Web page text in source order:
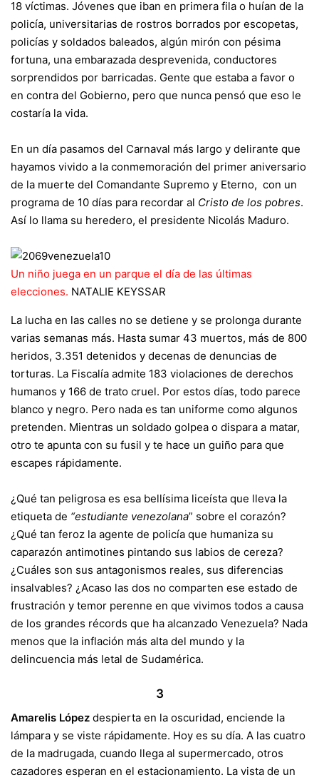
18 víctimas. Jóvenes que iban en primera fila o huían de la
policía, universitarias de rostros borrados por escopetas,
policías y soldados baleados, algún mirón con pésima
fortuna, una embarazada desprevenida, conductores
sorprendidos por barricadas. Gente que estaba a favor o
en contra del Gobierno, pero que nunca pensó que eso le
costaría la vida.
En un día pasamos del Carnaval más largo y delirante que
hayamos vivido a la conmemoración del primer aniversario
de la muerte del Comandante Supremo y Eterno, con un
programa de 10 días para recordar al Cristo de los pobres.
Así lo llama su heredero, el presidente Nicolás Maduro.
Un niño juega en un parque el día de las últimas
elecciones. NATALIE KEYSSAR
La lucha en las calles no se detiene y se prolonga durante
varias semanas más. Hasta sumar 43 muertos, más de 800
heridos, 3.351 detenidos y decenas de denuncias de
torturas. La Fiscalía admite 183 violaciones de derechos
humanos y 166 de trato cruel. Por estos días, todo parece
blanco y negro. Pero nada es tan uniforme como algunos
pretenden. Mientras un soldado golpea o dispara a matar,
otro te apunta con su fusil y te hace un guiño para que
escapes rápidamente.
¿Qué tan peligrosa es esa bellísima liceísta que lleva la
etiqueta de “estudiante venezolana” sobre el corazón?
¿Qué tan feroz la agente de policía que humaniza su
caparazón antimotines pintando sus labios de cereza?
¿Cuáles son sus antagonismos reales, sus diferencias
insalvables? ¿Acaso las dos no comparten ese estado de
frustración y temor perenne en que vivimos todos a causa
de los grandes récords que ha alcanzado Venezuela? Nada
menos que la inflación más alta del mundo y la
delincuencia más letal de Sudamérica.
3
Amarelis López despierta en la oscuridad, enciende la
lámpara y se viste rápidamente. Hoy es su día. A las cuatro
de la madrugada, cuando llega al supermercado, otros
cazadores esperan en el estacionamiento. La vista de un